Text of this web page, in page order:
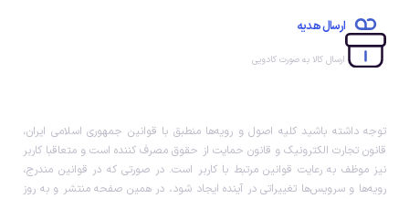
ارسال هدیه
ارسال کالا به صورت کادویی
توجه داشته باشید کلیه اصول و رویه‏‌ها منطبق با قوانین جمهوری اسلامی ایران،
قانون تجارت الکترونیک و قانون حمایت از حقوق مصرف کننده است و متعاقبا کاربر
نیز موظف به رعایت قوانین مرتبط با کاربر است. در صورتی که در قوانین مندرج،
رویه‏‌ها و سرویس‏‌ها تغییراتی در آینده ایجاد شود، در همین صفحه منتشر و به روز